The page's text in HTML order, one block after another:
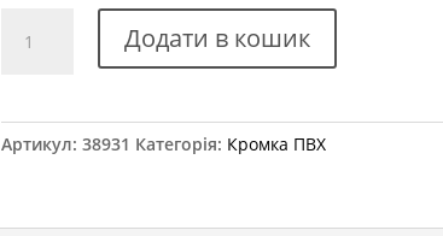
ПВХ
білий
Додати в кошик
Артикул:38931 Категорія: Кромка ПВХ